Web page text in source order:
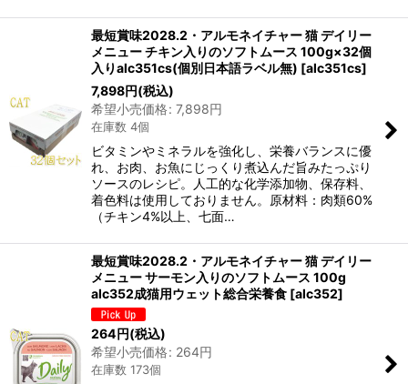
最短賞味2028.2・アルモネイチャー 猫 デイリー
メニュー チキン入りのソフトムース 100g×32個
入りalc351cs(個別日本語ラベル無) [alc351cs]
7,898円(税込)
希望小売価格: 7,898円
在庫数 4個
ビタミンやミネラルを強化し、栄養バランスに優
れ、お肉、お魚にじっくり煮込んだ旨みたっぷり
ソースのレシピ。人工的な化学添加物、保存料、
着色料は使用しておりません。原材料：肉類60%
（チキン4%以上、七面…
最短賞味2028.2・アルモネイチャー 猫 デイリー
メニュー サーモン入りのソフトムース 100g
alc352成猫用ウェット総合栄養食 [alc352]
264円(税込)
希望小売価格: 264円
在庫数 173個